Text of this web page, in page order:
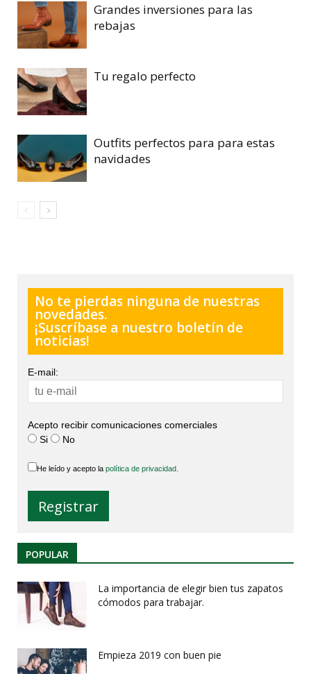
Grandes inversiones para las
rebajas
Tu regalo perfecto
Outfits perfectos para para estas
navidades
No te pierdas ninguna de nuestras
novedades.
¡Suscríbase a nuestro boletín de
noticias!
E-mail:
Acepto recibir comunicaciones comerciales
Si
No
He leído y acepto la política de privacidad.
POPULAR
La importancia de elegir bien tus zapatos
cómodos para trabajar.
Empieza 2019 con buen pie